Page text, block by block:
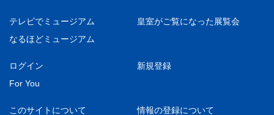
テレビでミュージアム
皇室がご覧になった展覧会
なるほどミュージアム
ログイン
新規登録
For You
このサイトについて
情報の登録について